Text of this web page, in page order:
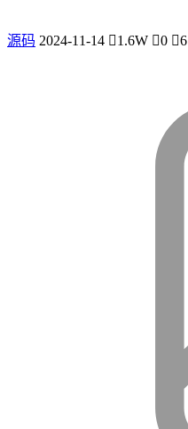
源码 2024-11-14 1.6W 0 6